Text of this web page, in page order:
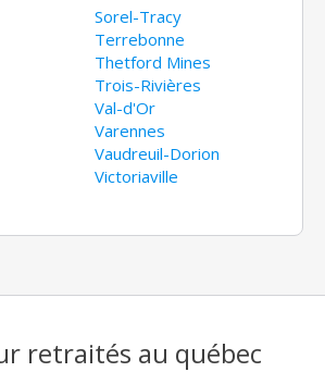
Sorel-Tracy
Terrebonne
Thetford Mines
Trois-Rivières
Val-d'Or
Varennes
Vaudreuil-Dorion
Victoriaville
retraités au québec